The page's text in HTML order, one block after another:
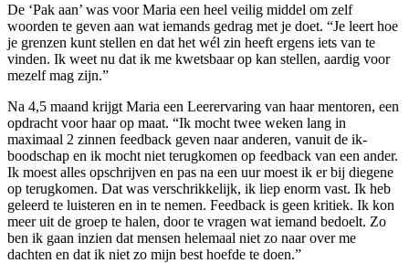
De ‘Pak aan’ was voor Maria een heel veilig middel om zelf
woorden te geven aan wat iemands gedrag met je doet. “Je leert hoe
je grenzen kunt stellen en dat het wél zin heeft ergens iets van te
vinden. Ik weet nu dat ik me kwetsbaar op kan stellen, aardig voor
mezelf mag zijn.”
Na 4,5 maand krijgt Maria een Leerervaring van haar mentoren, een
opdracht voor haar op maat. “Ik mocht twee weken lang in
maximaal 2 zinnen feedback geven naar anderen, vanuit de ik-
boodschap en ik mocht niet terugkomen op feedback van een ander.
Ik moest alles opschrijven en pas na een uur moest ik er bij diegene
op terugkomen. Dat was verschrikkelijk, ik liep enorm vast. Ik heb
geleerd te luisteren en in te nemen. Feedback is geen kritiek. Ik kon
meer uit de groep te halen, door te vragen wat iemand bedoelt. Zo
ben ik gaan inzien dat mensen helemaal niet zo naar over me
dachten en dat ik niet zo mijn best hoefde te doen.”